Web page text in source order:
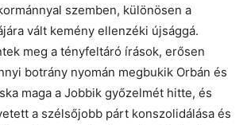
szemben, különösen a
vált kemény ellenzéki újsággá.
meg a tényfeltáró írások, erősen
botrány nyomán megbukik Orbán és
maga a Jobbik győzelmét hitte, és
a szélsőjobb párt konszolidálása és